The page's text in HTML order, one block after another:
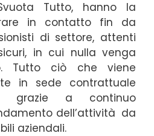
Tutto, hanno la
in contatto fin da
di settore, attenti
in cui nulla venga
Tutto ciò che viene
in sede contrattuale
grazie a continuo
dell’attività da
aziendali.